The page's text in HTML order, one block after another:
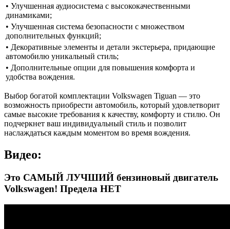
• Улучшенная аудиосистема с высококачественными
динамиками;
• Улучшенная система безопасности с множеством
дополнительных функций;
• Декоративные элементы и детали экстерьера, придающие
автомобилю уникальный стиль;
• Дополнительные опции для повышения комфорта и
удобства вождения.
Выбор богатой комплектации Volkswagen Tiguan — это
возможность приобрести автомобиль, который удовлетворит
самые высокие требования к качеству, комфорту и стилю. Он
подчеркнет ваш индивидуальный стиль и позволит
наслаждаться каждым моментом во время вождения.
Видео:
Это САМЫЙ ЛУЧШИЙ бензиновый двигатель
Volkswagen! Предела НЕТ